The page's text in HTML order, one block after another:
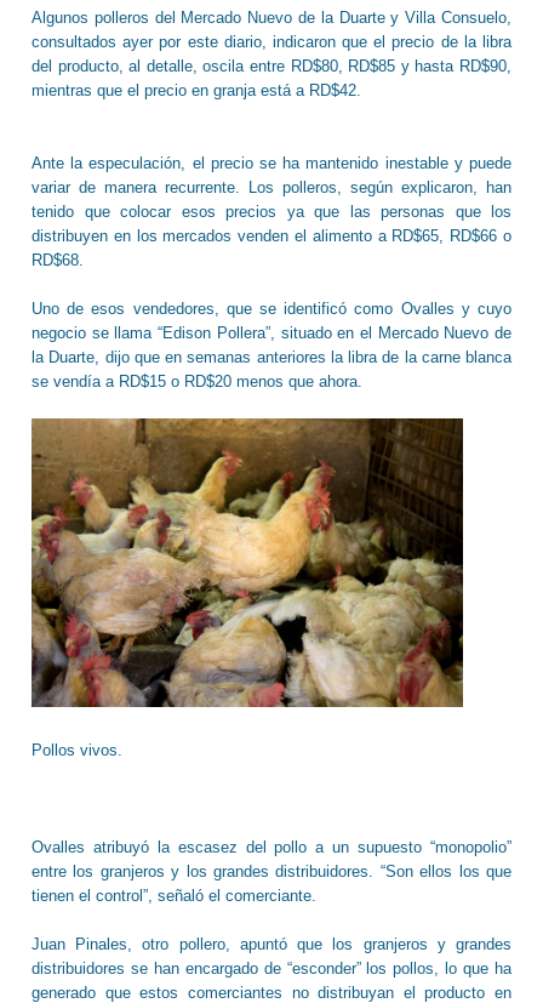
Algunos polleros del Mercado Nuevo de la Duarte y Villa Consuelo,
consultados ayer por este diario, indicaron que el precio de la libra
del producto, al detalle, oscila entre RD$80, RD$85 y hasta RD$90,
mientras que el precio en granja está a RD$42.
Ante la especulación, el precio se ha mantenido inestable y puede
variar de manera recurrente. Los polleros, según explicaron, han
tenido que colocar esos precios ya que las personas que los
distribuyen en los mercados venden el alimento a RD$65, RD$66 o
RD$68.
Uno de esos vendedores, que se identificó como Ovalles y cuyo
negocio se llama “Edison Pollera”, situado en el Mercado Nuevo de
la Duarte, dijo que en semanas anteriores la libra de la carne blanca
se vendía a RD$15 o RD$20 menos que ahora.
Pollos vivos.
Ovalles atribuyó la escasez del pollo a un supuesto “monopolio”
entre los granjeros y los grandes distribuidores. “Son ellos los que
tienen el control”, señaló el comerciante.
Juan Pinales, otro pollero, apuntó que los granjeros y grandes
distribuidores se han encargado de “esconder” los pollos, lo que ha
generado que estos comerciantes no distribuyan el producto en